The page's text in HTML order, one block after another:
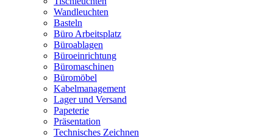
Wandleuchten
Basteln
Büro Arbeitsplatz
Büroablagen
Büroeinrichtung
Büromaschinen
Büromöbel
Kabelmanagement
Lager und Versand
Papeterie
Präsentation
Technisches Zeichnen